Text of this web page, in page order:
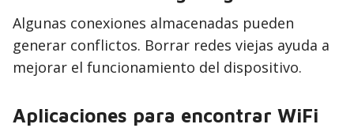
Algunas conexiones almacenadas pueden
generar conflictos. Borrar redes viejas ayuda a
mejorar el funcionamiento del dispositivo.
Aplicaciones para encontrar WiFi